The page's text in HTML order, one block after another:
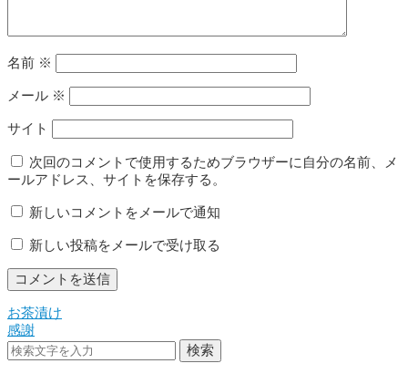
名前 ※
メール ※
サイト
次回のコメントで使用するためブラウザーに自分の名前、メ
ールアドレス、サイトを保存する。
新しいコメントをメールで通知
新しい投稿をメールで受け取る
投
稿
お茶漬け
感謝
検索